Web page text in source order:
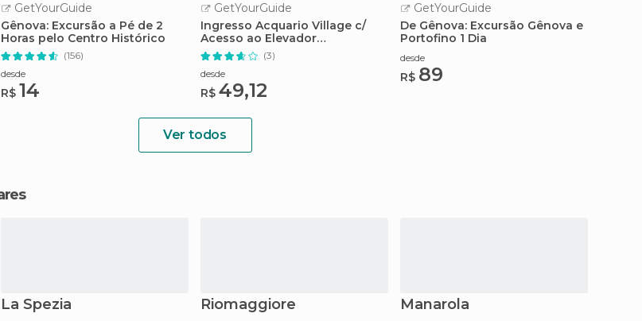
GetYourGuide
Gênova: Excursão a Pé de 2
Horas pelo Centro Histórico
(156)
desde
R$ 14
GetYourGuide
Ingresso Acquario Village c/
Acesso ao Elevador
Panorâmico
(3)
desde
R$ 49,12
GetYourGuide
De Gênova: Excursão Gênova e
Portofino 1 Dia
desde
R$ 89
Ver todos
La Spezia Riomaggiore Manarola